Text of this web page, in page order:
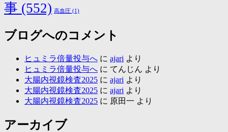
事 (552) 高血圧 (1)
ブログへのコメント
ヒュミラ倍量投与へ に ajari より
ヒュミラ倍量投与へ に てんじん より
大腸内視鏡検査2025 に ajari より
大腸内視鏡検査2025 に ajari より
大腸内視鏡検査2025 に 原田一 より
アーカイブ